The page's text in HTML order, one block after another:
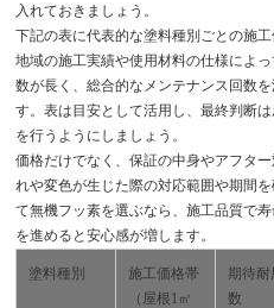
入れておきましょう。
下記の表に代表的な塗料種別ごとの施
地域の施工実績や使用材料の仕様によ
数が長く、総合的なメンテナンス回数
す。表は目安として活用し、最終判断
を行うようにしましょう。
価格だけでなく、保証の中身やアフタ
れや変色が生じた際の対応範囲や期間
て無機フッ素を選ぶなら、施工品質で
を進めると安心感が増します。
塗料種別
施工価格帯
（屋根1㎡
期待耐
数